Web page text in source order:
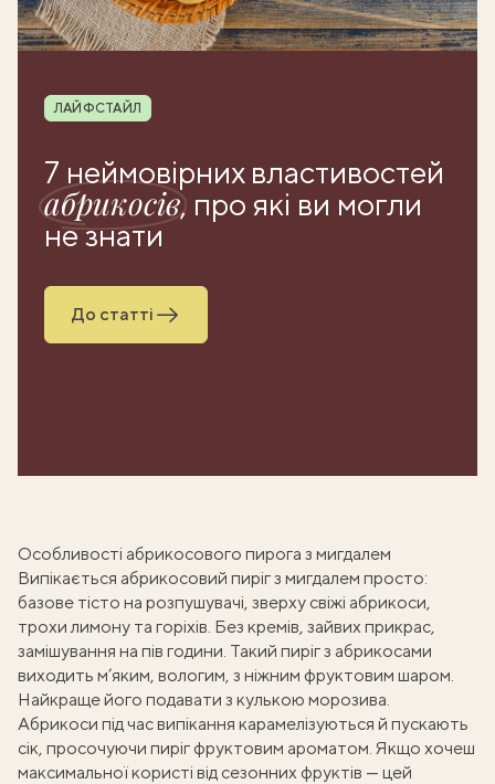
Рубрика
ЛАЙФСТАЙЛ
7 неймовірних властивостей
абрикосів, про які ви могли
не знати
До статті
Особливості абрикосового пирога з мигдалем
Випікається абрикосовий пиріг з мигдалем просто:
базове тісто на розпушувачі, зверху свіжі абрикоси,
трохи лимону та горіхів. Без кремів, зайвих прикрас,
замішування на пів години. Такий пиріг з абрикосами
виходить м’яким, вологим, з ніжним фруктовим шаром.
Найкраще його подавати з кулькою морозива.
Абрикоси під час випікання карамелізуються й пускають
сік, просочуючи пиріг фруктовим ароматом. Якщо хочеш
максимальної користі від сезонних фруктів — цей